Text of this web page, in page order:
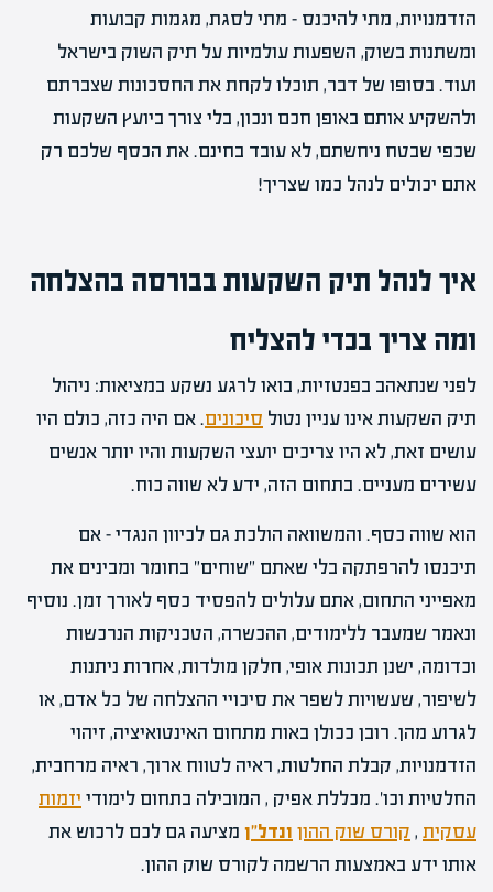
הזדמנויות, מתי להיכנס – מתי לסגת, מגמות קבועות
ומשתנות בשוק, השפעות עולמיות על תיק השוק בישראל
ועוד. בסופו של דבר, תוכלו לקחת את החסכונות שצברתם
ולהשקיע אותם באופן חכם ונכון, בלי צורך ביועץ השקעות
שכפי שבטח ניחשתם, לא עובד בחינם. את הכסף שלכם רק
אתם יכולים לנהל כמו שצריך!
איך לנהל תיק השקעות בבורסה בהצלחה
ומה צריך בכדי להצליח
לפני שנתאהב בפנטזיות, בואו לרגע נשקע במציאות: ניהול
תיק השקעות אינו עניין נטול סיכונים. אם היה כזה, כולם היו
עושים זאת, לא היו צריכים יועצי השקעות והיו יותר אנשים
עשירים מעניים. בתחום הזה, ידע לא שווה כוח.
הוא שווה כסף. והמשוואה הולכת גם לכיוון הנגדי – אם
תיכנסו להרפתקה בלי שאתם "שוחים" בחומר ומבינים את
מאפייני התחום, אתם עלולים להפסיד כסף לאורך זמן. נוסיף
ונאמר שמעבר ללימודים, ההכשרה, הטכניקות הנרכשות
וכדומה, ישנן תכונות אופי, חלקן מולדות, אחרות ניתנות
לשיפור, שעשויות לשפר את סיכויי ההצלחה של כל אדם, או
לגרוע מהן. רובן ככולן באות מתחום האינטואיציה, זיהוי
הזדמנויות, קבלת החלטות, ראיה לטווח ארוך, ראיה מרחבית,
החלטיות וכו'. מכללת אפיק , המובילה בתחום לימודי יזמות
עסקית , קורס שוק ההון ונדל"ן מציעה גם לכם לרכוש את
אותו ידע באמצעות הרשמה לקורס שוק ההון.